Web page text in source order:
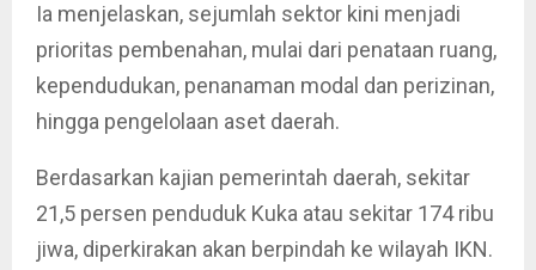
Ia menjelaskan, sejumlah sektor kini menjadi
prioritas pembenahan, mulai dari penataan ruang,
kependudukan, penanaman modal dan perizinan,
hingga pengelolaan aset daerah.
Berdasarkan kajian pemerintah daerah, sekitar
21,5 persen penduduk Kuka atau sekitar 174 ribu
jiwa, diperkirakan akan berpindah ke wilayah IKN.